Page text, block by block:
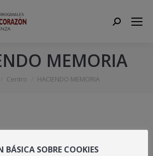
Search:
MEMORIA
Centro HACIENDO MEMORIA
SOBRE COOKIES